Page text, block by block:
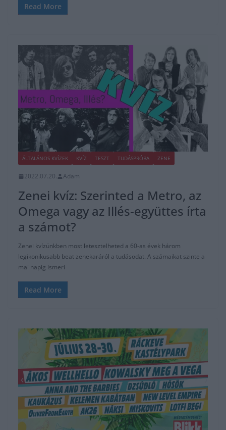
Read More
ÁLTALÁNOS KVÍZEK KVÍZ TESZT TUDÁSPRÓBA ZENE
2022.07.20. Adam
Zenei kvíz: Szerinted a Metro, az
Omega vagy az Illés-együttes írta
a számot?
Zenei kvízünkben most letesztelheted a 60-as évek három
legikonikusabb beat zenekaráról a tudásodat. A számaikat szinte a
mai napig ismeri
Read More